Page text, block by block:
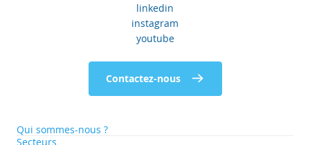
linkedin
instagram
youtube
Contactez-nous
Qui sommes-nous ?
Secteurs